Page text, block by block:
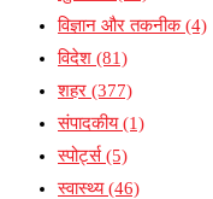
विज्ञान और तकनीक(4)
विदेश (81)
शहर (377)
संपादकीय(1)
स्पोर्ट्स(5)
स्वास्थ्य(46)